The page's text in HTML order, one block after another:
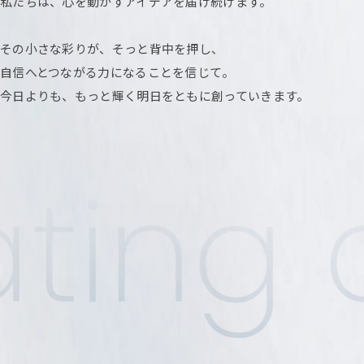
その小さな彩りが、そっと背中を押し、
自信へとつながる力になることを信じて。
今日よりも、もっと輝く明日を ともに創っていきます。